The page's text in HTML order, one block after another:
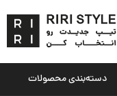
دسته‌بندی محصولات